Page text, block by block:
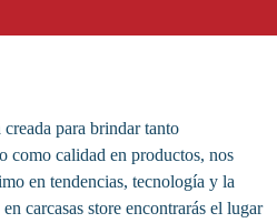
creada para brindar tanto
como calidad en productos, nos
en tendencias, tecnología y la
carcasas store encontrarás el lugar